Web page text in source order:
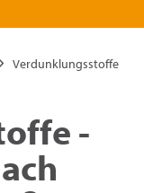
Verdunklungsstoffe
-